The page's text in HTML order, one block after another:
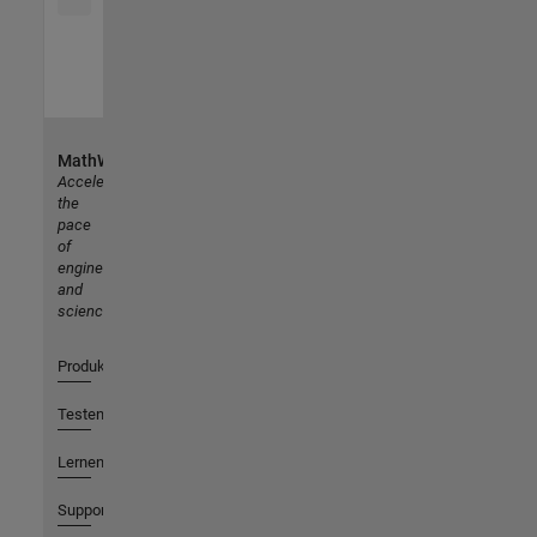
MathWorks
Accelerating
the
pace
of
engineering
and
science
Produkte
Testen oder Kaufen
Lernen
Support